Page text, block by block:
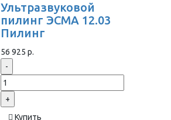
Ультразвуковой
пилинг ЭСМА 12.03
Пилинг
56 925 р.
-
+
Купить